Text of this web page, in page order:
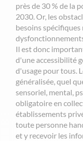
près de 30 % de la
2030. Or, les
besoins
Il est donc
d'une accessibilité
d'usage pour tous.
généralisée, quel
sensoriel, mental,
obligatoire en
établissements
toute personne
et y recevoir les